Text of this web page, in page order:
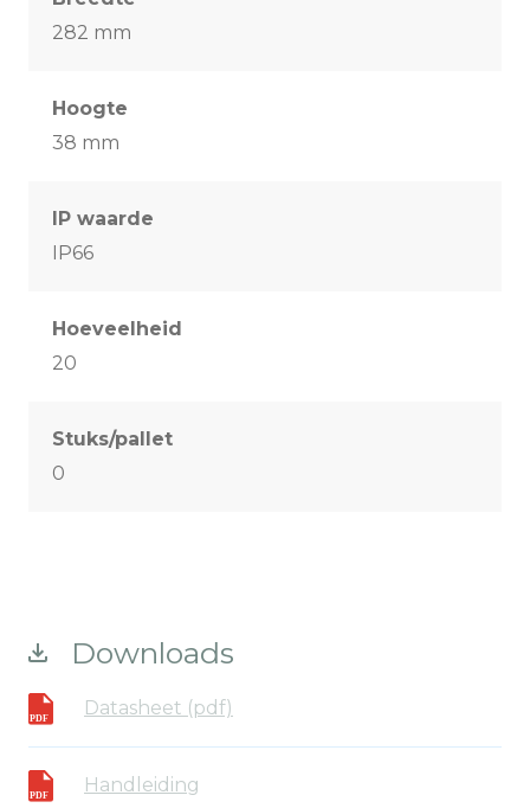
282 mm
Hoogte
38 mm
IP waarde
IP66
Hoeveelheid
20
Stuks/pallet
0
Downloads
Datasheet (pdf)
Handleiding